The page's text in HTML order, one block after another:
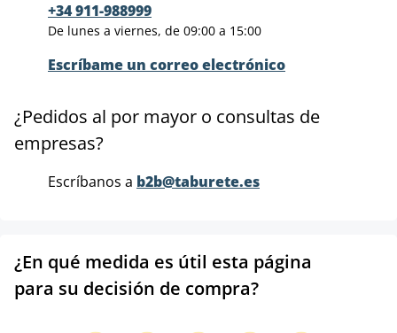
+34 911-988999
De lunes a viernes, de 09:00 a 15:00
Escríbame un correo electrónico
¿Pedidos al por mayor o consultas de
empresas?
Escríbanos a b2b@taburete.es
¿En qué medida es útil esta página
para su decisión de compra?